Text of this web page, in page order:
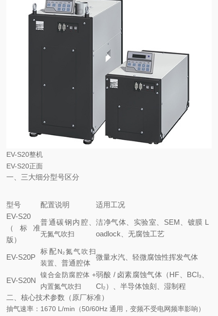
EV-S20整机
EV-S20正面
一、三大细分型号区分
型号 配置说明
适用工况
EV-S20
（标准
版）
普通碳钢内腔、
无氮气吹扫
洁净气体、实验室、SEM、镀膜 L
oadlock、无腐蚀工艺
EV-S20P
标配N₂氮气吹扫
装置、普通腔体
微量水汽、轻微腐蚀性挥发气体
EV-S20N
镍合金防腐腔体 +
内置氮气吹扫
弱酸 / 卤素腐蚀气体（HF、BCl₃、
Cl₂）、半导体蚀刻、湿制程
二、核心技术参数（原厂标准）
抽气速率 ：1670 L/min（50/60Hz 通用，变频不受电网频率影响）